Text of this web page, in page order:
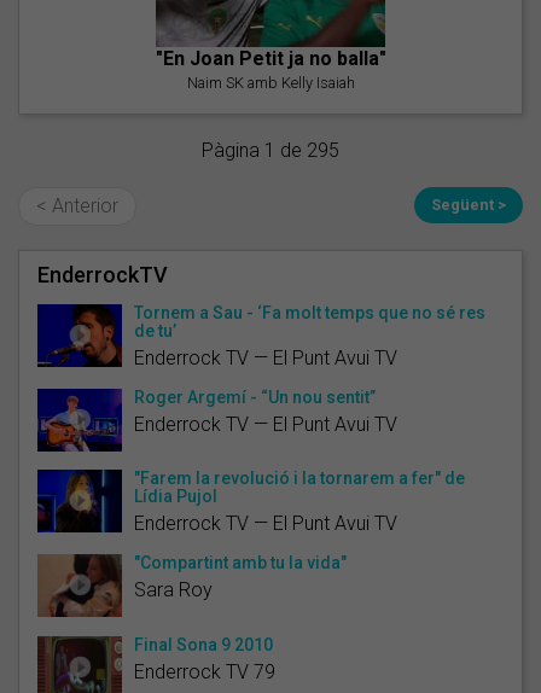
"En Joan Petit ja no balla"
Naim SK amb Kelly Isaiah
Pàgina 1 de 295
< Anterior Següent >
EnderrockTV
Tornem a Sau - ‘Fa molt temps que no sé res
de tu’
Enderrock TV — El Punt Avui TV
Roger Argemí - “Un nou sentit”
Enderrock TV — El Punt Avui TV
"Farem la revolució i la tornarem a fer" de
Lídia Pujol
Enderrock TV — El Punt Avui TV
"Compartint amb tu la vida"
Sara Roy
Final Sona 9 2010
Enderrock TV 79